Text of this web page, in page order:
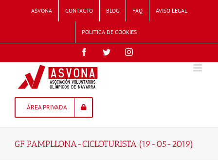
ASVONA CONTACTO BLOG FAQ AVISO LEGAL
POLITICA DE COOKIES
FacebookTwitterInstagram
ÁREA PRIVADA
GF PAMPLLONA-CICLOTURISTA (19-05-2019)